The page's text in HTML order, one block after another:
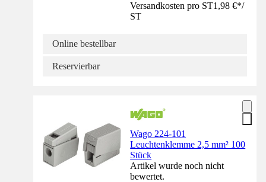
Versandkosten pro ST1,98 €*/
ST
Online bestellbar
Reservierbar
Wago 224-101
Leuchtenklemme 2,5 mm² 100
Stück
Artikel wurde noch nicht
bewertet.